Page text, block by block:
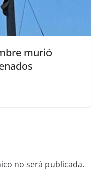
murió
no será publicada.